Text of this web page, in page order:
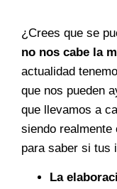
¿Crees que se
no nos cabe la
actualidad
que nos pueden
que llevamos a
siendo
para saber si tus
La